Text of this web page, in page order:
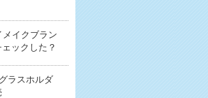
イクブラン
ックした？
ラスホルダ